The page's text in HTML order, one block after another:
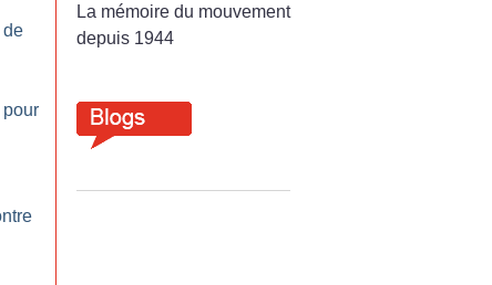
de
La mémoire du mouvement
depuis 1944